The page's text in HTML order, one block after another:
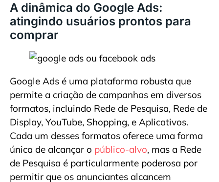
A dinâmica do Google Ads:
atingindo usuários prontos para
comprar
Google Ads é uma plataforma robusta que
permite a criação de campanhas em diversos
formatos, incluindo Rede de Pesquisa, Rede de
Display, YouTube, Shopping, e Aplicativos.
Cada um desses formatos oferece uma forma
única de alcançar o público-alvo, mas a Rede
de Pesquisa é particularmente poderosa por
permitir que os anunciantes alcancem